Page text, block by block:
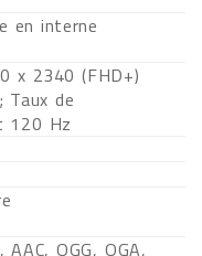
en interne
x 2340 (FHD+)
Taux de
120 Hz
OGG, OGA,